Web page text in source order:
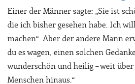
Einer der Männer sagte: „Sie ist
die ich bisher gesehen habe. Ich
machen“. Aber der andere Mann
du es wagen, einen solchen
wunderschön und heilig – weit
Menschen hinaus.“